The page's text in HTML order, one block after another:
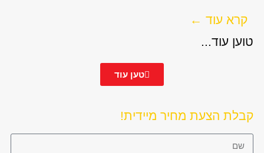
קרא עוד ←
טוען עוד...
טען עוד
קבלת הצעת מחיר מיידית!